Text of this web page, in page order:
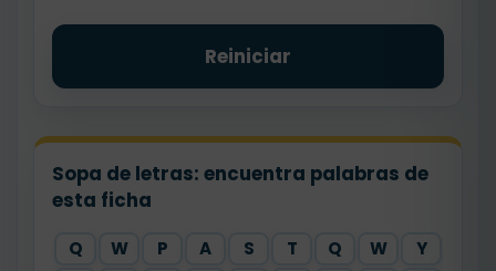
Reiniciar
Sopa de letras: encuentra palabras de
esta ficha
Q W P A S T Q W
Y